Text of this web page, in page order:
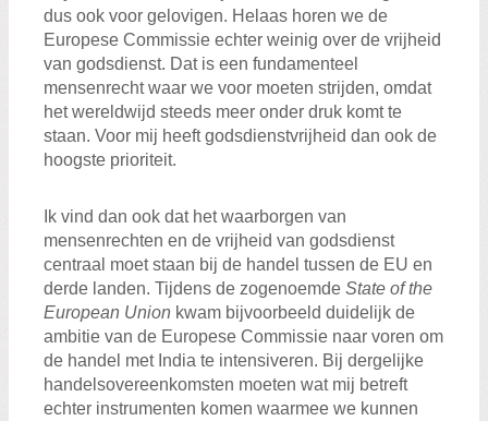
dus ook voor gelovigen. Helaas horen we de
Europese Commissie echter weinig over de vrijheid
van godsdienst. Dat is een fundamenteel
mensenrecht waar we voor moeten strijden, omdat
het wereldwijd steeds meer onder druk komt te
staan. Voor mij heeft godsdienstvrijheid dan ook de
hoogste prioriteit.
Ik vind dan ook dat het waarborgen van
mensenrechten en de vrijheid van godsdienst
centraal moet staan bij de handel tussen de EU en
derde landen. Tijdens de zogenoemde State of the
European Union kwam bijvoorbeeld duidelijk de
ambitie van de Europese Commissie naar voren om
de handel met India te intensiveren. Bij dergelijke
handelsovereenkomsten moeten wat mij betreft
echter instrumenten komen waarmee we kunnen